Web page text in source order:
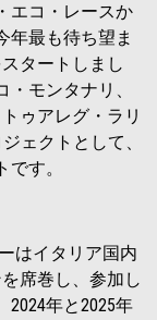
エコ・レースか
年最も待ち望ま
タートしまし
モンタナリ、
ゥアレグ・ラリ
ェクトとして、
す。
はイタリア国内
席巻し、参加し
年と2025年